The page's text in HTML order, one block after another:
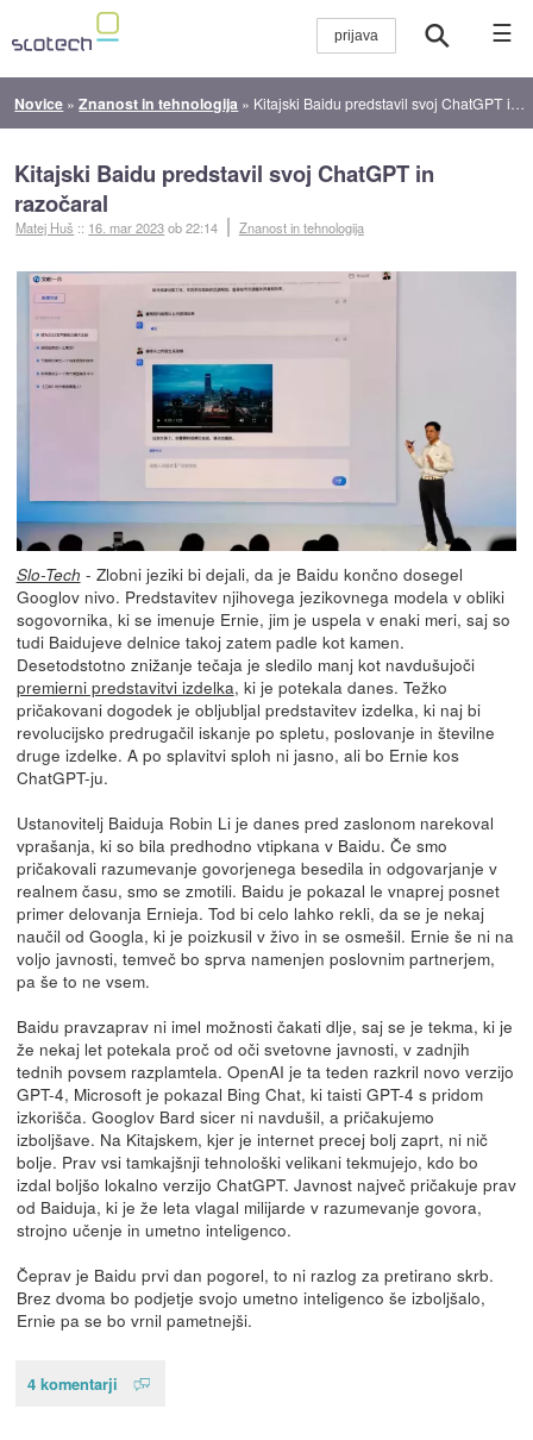
☰
Novice »Znanost in tehnologija » Kitajski Baidu predstavil svoj ChatGPT in razočaral
Kitajski Baidu predstavil svoj ChatGPT in
razočaral
Matej Huš :: 16. mar 2023ob 22:14 Znanost in tehnologija
Slo-Tech - Zlobni jeziki bi dejali, da je Baidu končno dosegel
Googlov nivo. Predstavitev njihovega jezikovnega modela v obliki
sogovornika, ki se imenuje Ernie, jim je uspela v enaki meri, saj so
tudi Baidujeve delnice takoj zatem padle kot kamen.
Desetodstotno znižanje tečaja je sledilo manj kot navdušujoči
premierni predstavitvi izdelka, ki je potekala danes. Težko
pričakovani dogodek je obljubljal predstavitev izdelka, ki naj bi
revolucijsko predrugačil iskanje po spletu, poslovanje in številne
druge izdelke. A po splavitvi sploh ni jasno, ali bo Ernie kos
ChatGPT-ju.
Ustanovitelj Baiduja Robin Li je danes pred zaslonom narekoval
vprašanja, ki so bila predhodno vtipkana v Baidu. Če smo
pričakovali razumevanje govorjenega besedila in odgovarjanje v
realnem času, smo se zmotili. Baidu je pokazal le vnaprej posnet
primer delovanja Ernieja. Tod bi celo lahko rekli, da se je nekaj
naučil od Googla, ki je poizkusil v živo in se osmešil. Ernie še ni na
voljo javnosti, temveč bo sprva namenjen poslovnim partnerjem,
pa še to ne vsem.
Baidu pravzaprav ni imel možnosti čakati dlje, saj se je tekma, ki je
že nekaj let potekala proč od oči svetovne javnosti, v zadnjih
tednih povsem razplamtela. OpenAI je ta teden razkril novo verzijo
GPT-4, Microsoft je pokazal Bing Chat, ki taisti GPT-4 s pridom
izkorišča. Googlov Bard sicer ni navdušil, a pričakujemo
izboljšave. Na Kitajskem, kjer je internet precej bolj zaprt, ni nič
bolje. Prav vsi tamkajšnji tehnološki velikani tekmujejo, kdo bo
izdal boljšo lokalno verzijo ChatGPT. Javnost največ pričakuje prav
od Baiduja, ki je že leta vlagal milijarde v razumevanje govora,
strojno učenje in umetno inteligenco.
Čeprav je Baidu prvi dan pogorel, to ni razlog za pretirano skrb.
Brez dvoma bo podjetje svojo umetno inteligenco še izboljšalo,
Ernie pa se bo vrnil pametnejši.
4 komentarji